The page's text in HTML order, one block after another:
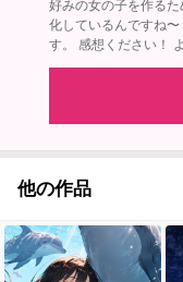
好みの女の子を作る
化しているんですね
す。 感想ください！
他の作品